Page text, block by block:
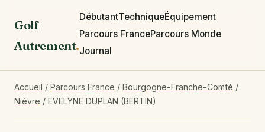
Golf
Autrement.
DébutantTechniqueÉquipement
Parcours FranceParcours Monde
Journal
Accueil / Parcours France / Bourgogne-Franche-Comté /
Nièvre / EVELYNE DUPLAN (BERTIN)